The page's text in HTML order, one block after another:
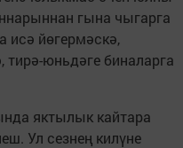
гына чыгарга
йөгермәскә,
тирә-юньдәге биналарга
яктылык кайтара
Ул сезнең килүне